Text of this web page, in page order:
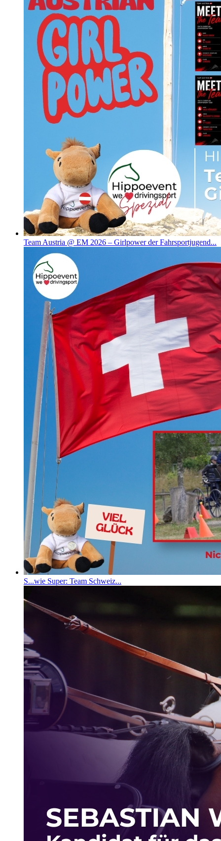
Team Austria @ EM 2026 – Girlpower der Fahrsportjugend...
S...wie Super: Team Schweiz...